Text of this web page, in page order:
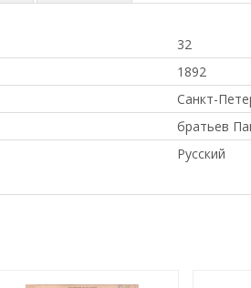
32
1892
Санкт-
братьев
Русский